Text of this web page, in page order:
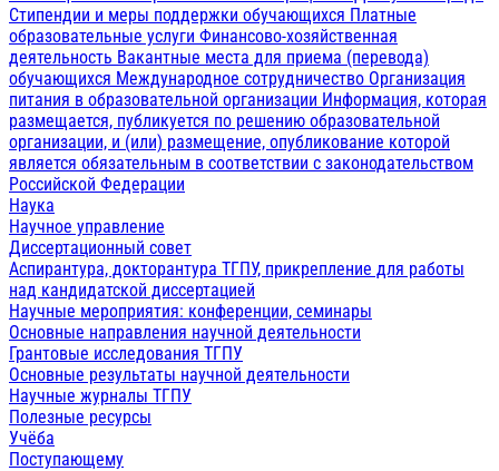
Стипендии и меры поддержки обучающихся Платные
образовательные услуги Финансово-хозяйственная
деятельность Вакантные места для приема (перевода)
обучающихся Международное сотрудничество Организация
питания в образовательной организации Информация, которая
размещается, публикуется по решению образовательной
организации, и (или) размещение, опубликование которой
является обязательным в соответствии с законодательством
Российской Федерации
Наука
Научное управление
Диссертационный совет
Аспирантура, докторантура ТГПУ, прикрепление для работы
над кандидатской диссертацией
Научные мероприятия: конференции, семинары
Основные направления научной деятельности
Грантовые исследования ТГПУ
Основные результаты научной деятельности
Научные журналы ТГПУ
Полезные ресурсы
Учёба
Поступающему